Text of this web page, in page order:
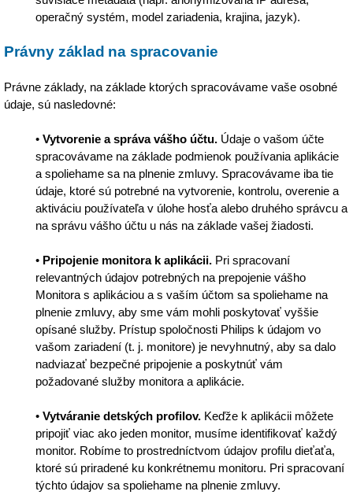
operačný systém, model zariadenia, krajina, jazyk).
Právny základ na spracovanie
Právne základy, na základe ktorých spracovávame vaše osobné
údaje, sú nasledovné:
•Vytvorenie a správa vášho účtu. Údaje o vašom účte
spracovávame na základe podmienok používania aplikácie
a spoliehame sa na plnenie zmluvy. Spracovávame iba tie
údaje, ktoré sú potrebné na vytvorenie, kontrolu, overenie a
aktiváciu používateľa v úlohe hosťa alebo druhého správcu a
na správu vášho účtu u nás na základe vašej žiadosti.
• Pripojenie monitora k aplikácii. Pri spracovaní
relevantných údajov potrebných na prepojenie vášho
Monitora s aplikáciou a s vaším účtom sa spoliehame na
plnenie zmluvy, aby sme vám mohli poskytovať vyššie
opísané služby. Prístup spoločnosti Philips k údajom vo
vašom zariadení (t. j. monitore) je nevyhnutný, aby sa dalo
nadviazať bezpečné pripojenie a poskytnúť vám
požadované služby monitora a aplikácie.
• Vytváranie detských profilov. Keďže k aplikácii môžete
pripojiť viac ako jeden monitor, musíme identifikovať každý
monitor. Robíme to prostredníctvom údajov profilu dieťaťa,
ktoré sú priradené ku konkrétnemu monitoru. Pri spracovaní
týchto údajov sa spoliehame na plnenie zmluvy.